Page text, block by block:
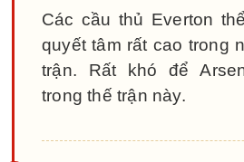
Các cầu thủ Everton
quyết tâm rất cao trong
trận. Rất khó để
trong thế trận này.